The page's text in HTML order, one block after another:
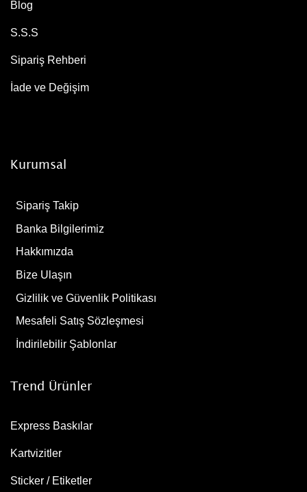
Blog
S.S.S
Sipariş Rehberi
İade ve Değişim
Kurumsal
Sipariş Takip
Banka Bilgilerimiz
Hakkımızda
Bize Ulaşın
Gizlilik ve Güvenlik Politikası
Mesafeli Satış Sözleşmesi
İndirilebilir Şablonlar
Trend Ürünler
Express Baskılar
Kartvizitler
Sticker / Etiketler